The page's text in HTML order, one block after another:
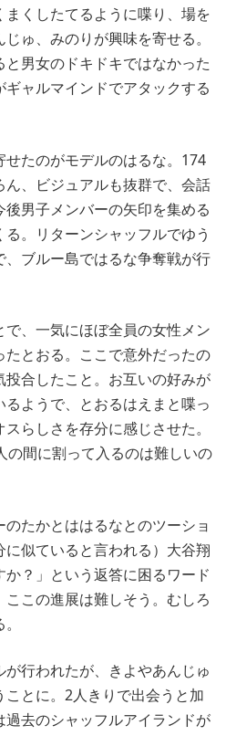
くしたてるように喋り、場を
ゅ、みのりが興味を寄せる。
男女のドキドキではなかった
ャルマインドでアタックする
たのがモデルのはるな。174
、ビジュアルも抜群で、会話
男子メンバーの矢印を集める
。リターンシャッフルでゆう
、ブルー島ではるな争奪戦が行
で、一気にほぼ全員の女性メン
とおる。ここで意外だったの
合したこと。お互いの好みが
ようで、とおるはえまと喋っ
らしさを存分に感じさせた。
の間に割って入るのは難しいの
たかとははるなとのツーショ
似ていると言われる）大谷翔
？」という返答に困るワード
この進展は難しそう。むしろ
行われたが、きよやあんじゅ
とに。2人きりで出会うと加
去のシャッフルアイランドが